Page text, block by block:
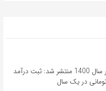
گزارش عملکرد ایرانسل در سال 1400 منتشر شد: ثبت درآمد